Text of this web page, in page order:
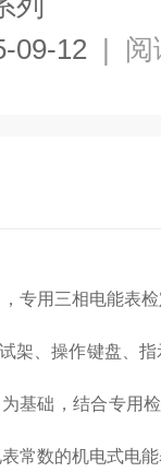
09-12 | 阅
专用三相电能表
架、操作键盘、
基础，结合专用
常数的机电式电